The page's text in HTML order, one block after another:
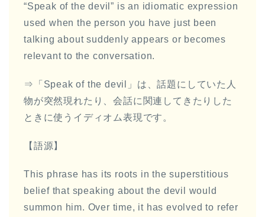
“Speak of the devil” is an idiomatic expression
used when the person you have just been
talking about suddenly appears or becomes
relevant to the conversation.
⇒「Speak of the devil」は、話題にしていた人
物が突然現れたり、会話に関連してきたりした
ときに使うイディオム表現です。
【語源】
This phrase has its roots in the superstitious
belief that speaking about the devil would
summon him. Over time, it has evolved to refer